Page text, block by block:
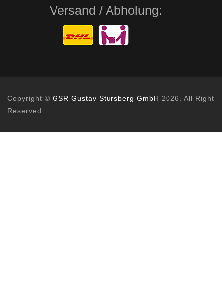
Versand / Abholung:
Copyright © GSR Gustav Stursberg GmbH 2026. All Right
Reserved.